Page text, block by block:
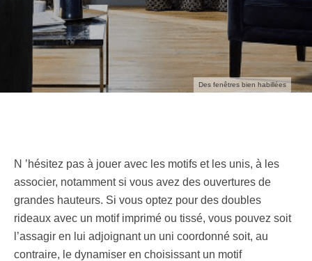
Des fenêtres bien habillées
N ’hésitez pas à jouer avec les motifs et les unis, à les
associer, notamment si vous avez des ouvertures de
grandes hauteurs. Si vous optez pour des doubles
rideaux avec un motif imprimé ou tissé, vous pouvez soit
l’assagir en lui adjoignant un uni coordonné soit, au
contraire, le dynamiser en choisissant un motif